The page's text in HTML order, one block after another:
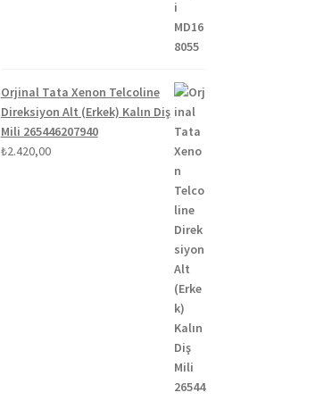
Orjinal Tata Xenon Telcoline
Direksiyon Alt (Erkek) Kalın Diş
Mili 265446207940
₺2.420,00